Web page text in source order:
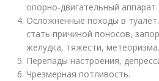
опорно-двигательный аппарат.
Осложненные походы в
стать причиной поносов,
желудка, тяжести, метеоризма.
Перепады настроения,
Чрезмерная потливость.